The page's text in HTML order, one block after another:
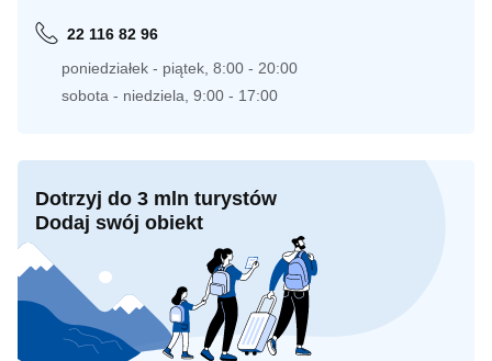
22 116 82 96
poniedziałek - piątek, 8:00 - 20:00
sobota - niedziela, 9:00 - 17:00
Dotrzyj do 3 mln turystów
Dodaj swój obiekt